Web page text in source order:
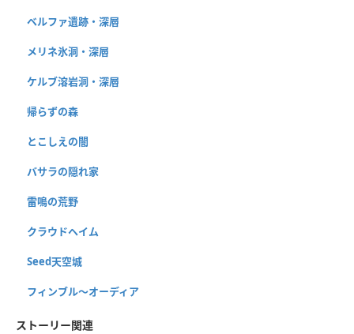
ベルファ遺跡・深層
メリネ氷洞・深層
ケルブ溶岩洞・深層
帰らずの森
とこしえの闇
バサラの隠れ家
雷鳴の荒野
クラウドヘイム
Seed天空城
フィンブル〜オーディア
ストーリー関連